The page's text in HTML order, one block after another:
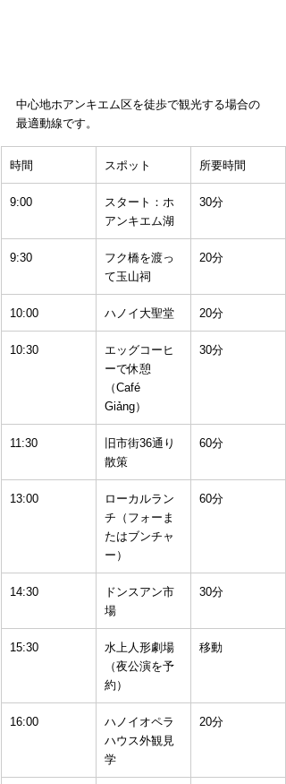
中心地ホアンキエム区を徒歩で観光する場合の
最適動線です。
時間 スポット 所要時間
9:00
スタート：ホ
アンキエム湖
30分
9:30
フク橋を渡っ
て玉山祠
20分
10:00 ハノイ大聖堂 20分
10:30
エッグコーヒ
ーで休憩
（Café
Giảng）
30分
11:30
旧市街36通り
散策
60分
13:00
ローカルラン
チ（フォーま
たはブンチャ
ー）
60分
14:30
ドンスアン市
場
30分
15:30
水上人形劇場
（夜公演を予
約）
移動
16:00
ハノイオペラ
ハウス外観見
学
20分